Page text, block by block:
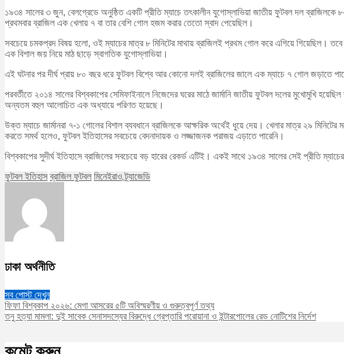
১৯৩৪ সালের ৩ জুন, বেলগ্রেডে অনুষ্ঠিত একটি প্রীতি ম্যাচে তৎকালীন যুগোস্লাভিয়া জাতীয় ফুটবল দল
প্রথমবার ব্রাজিল এক খেলায় ৭ বা তার বেশি গোল হজম করার তেতো স্বাদ পেয়েছিল।
সবচেয়ে চমকপ্রদ বিষয় হলো, ওই ম্যাচের মাত্র ৮ মিনিটের মাথায় ব্রাজিলই প্রথম গোল করে এগিয়ে গিয়েছিল।
এক বিশাল জয় নিয়ে মাঠ ছাড়ে স্বাগতিক যুগোস্লাভিয়া।
এই ঘটনার পর দীর্ঘ প্রায় ৮০ বছর ধরে ফুটবল বিশ্বে আর কোনো দলই ব্রাজিলের জালে এক ম্যাচে ৭ গোল জড়াতে
পরবর্তীতে ২০১৪ সালের বিশ্বকাপের সেমিফাইনালে নিজেদের ঘরের মাঠে জার্মানি জাতীয় ফুটবল দলের মুখোমুখি
অন্যতম বহুল আলোচিত এক অধ্যায়ে পরিণত হয়েছে।
উক্ত ম্যাচে জার্মানরা ৭-১ গোলের বিশাল ব্যবধানে ব্রাজিলকে আক্ষরিক অর্থেই ধুয়ে দেয়। খেলার মাত্র ২৯
করতে সমর্থ হলেও, ফুটবল ইতিহাসের সবচেয়ে বেদনাদায়ক ও লজ্জাজনক পরাজয় এড়াতে পারেনি।
বিশ্বকাপের সুদীর্ঘ ইতিহাসে ব্রাজিলের সবচেয়ে বড় হারের রেকর্ড এটিই। একই সাথে ১৯৩৪ সালের সেই প্রীতি
ফুটবল ইতিহাস ব্রাজিল ফুটবল মিনেইরাও ট্র্যাজেডি
ঢাকা অর্থনীতি
সব পোস্ট দেখুন
ফিফা বিশ্বকাপ ২০২৬: মেগা আসরের ৫টি অবিস্মরণীয় ও গুরুত্বপূর্ণ তথ্য
তনু হত্যা মামলা: দুই সাবেক সেনাসদস্যের বিরুদ্ধে গ্রেপ্তারি পরোয়ানা ও ইন্টারপোলের রেড নোটিশের নির্দেশ